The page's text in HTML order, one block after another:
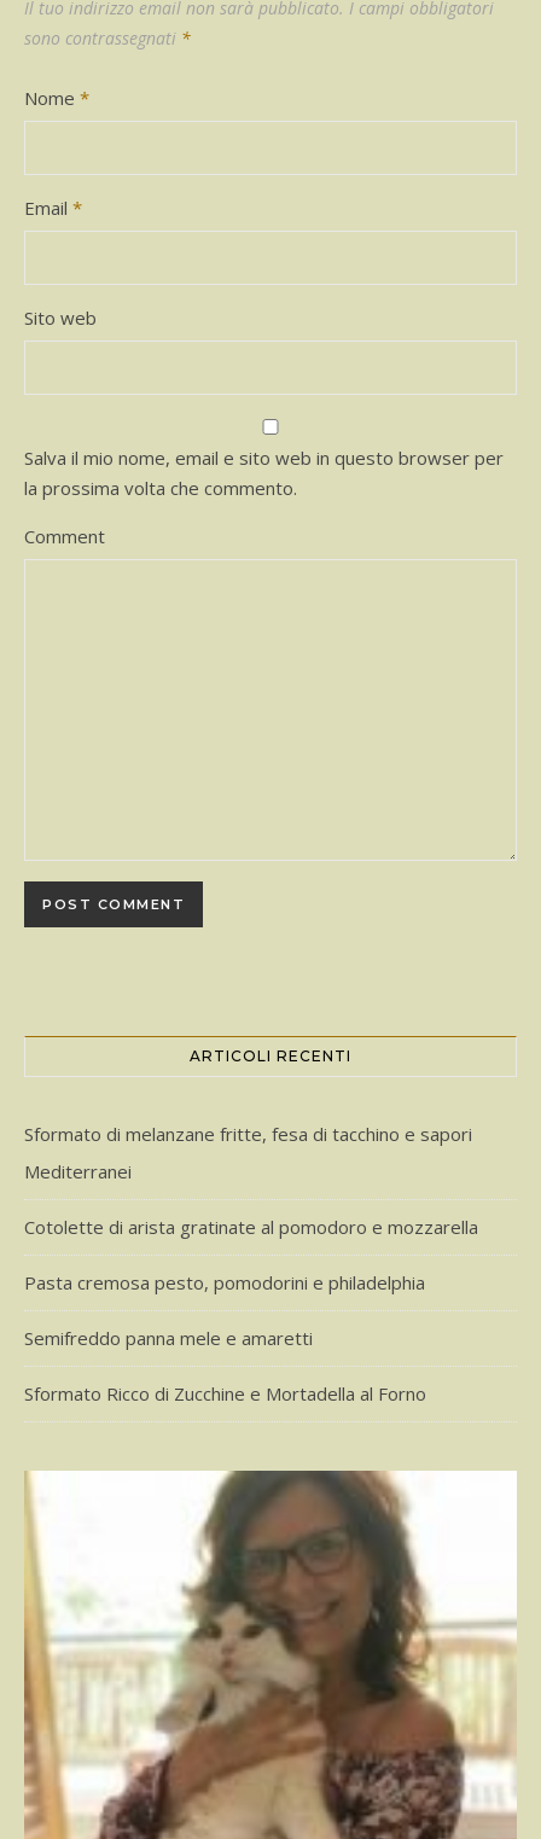
Il tuo indirizzo email non sarà pubblicato. I campi obbligatori
sono contrassegnati *
Nome *
Email *
Sito web
Salva il mio nome, email e sito web in questo browser per
la prossima volta che commento.
Comment
ARTICOLI RECENTI
Sformato di melanzane fritte, fesa di tacchino e sapori
Mediterranei
Cotolette di arista gratinate al pomodoro e mozzarella
Pasta cremosa pesto, pomodorini e philadelphia
Semifreddo panna mele e amaretti
Sformato Ricco di Zucchine e Mortadella al Forno